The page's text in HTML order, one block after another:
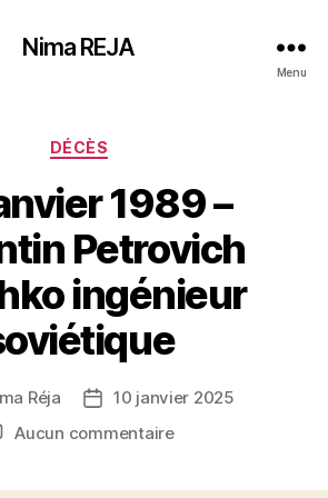
Nima REJA
Menu
Catégories
DÉCÈS
1989 –
Petrovich
ingénieur
Réja
Date10 janvier 2025
Aucun commentairesur